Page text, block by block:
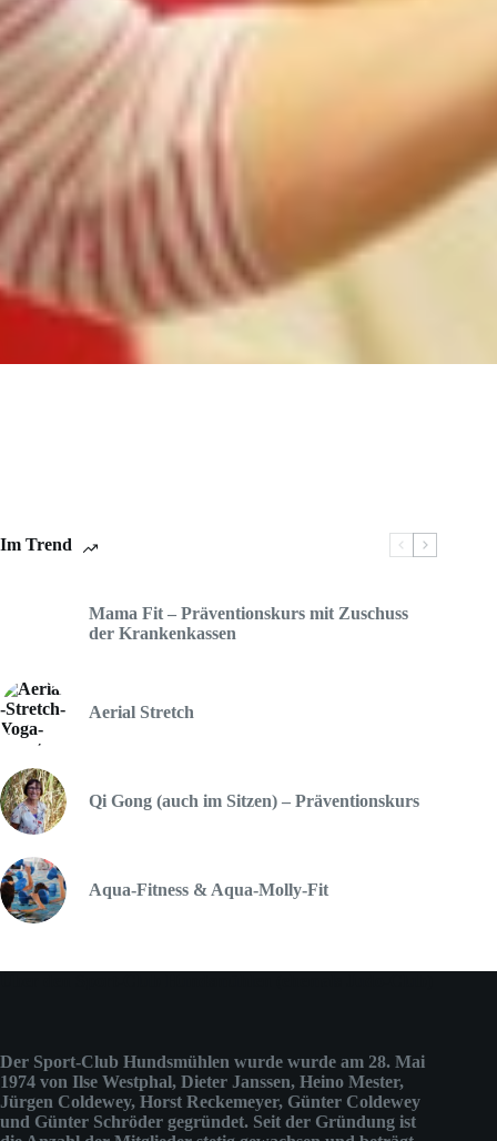
Im Trend
Mama Fit – Präventionskurs mit Zuschuss
der Krankenkassen
Aerial Stretch
Qi Gong (auch im Sitzen) – Präventionskurs
Aqua-Fitness & Aqua-Molly-Fit
Der Sport-Club Hundsmühlen wurde wurde am 28. Mai
1974 von Ilse Westphal, Dieter Janssen, Heino Mester,
Jürgen Coldewey, Horst Reckemeyer, Günter Coldewey
und Günter Schröder gegründet. Seit der Gründung ist